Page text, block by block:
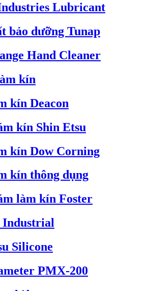
Lubricant
bảo dưỡng Tunap
Hand Cleaner
kín
kín Deacon
kín Shin Etsu
kín Dow Corning
kín thông dụng
làm kín Foster
Industrial
Silicone
PMX-200